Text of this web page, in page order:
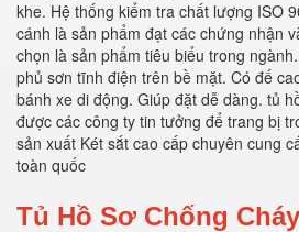
khe. Hệ thống kiểm tra chất lượng ISO
cánh là sản phẩm đạt các chứng nhận
chọn là sản phẩm tiêu biểu trong
phủ sơn tĩnh điện trên bề mặt. Có đế
bánh xe di động. Giúp đặt dễ dàng. tủ
được các công ty tin tưởng để trang bị
sản xuất Két sắt cao cấp chuyên cung
toàn quốc
Tủ Hồ Sơ Chống